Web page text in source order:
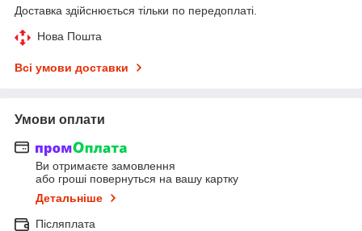
Доставка здійснюється тільки по передоплаті.
Нова Пошта
Всі умови доставки
Умови оплати
Ви отримаєте замовлення
або гроші повернуться на вашу картку
Детальніше
Післяплата